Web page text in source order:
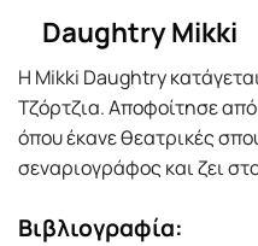
Daughtry Mikki
Η Mikki Daughtry
Τζόρτζια. Αποφοίτησε
όπου έκανε θεατρικές
σεναριογράφος και ζει
Βιβλιογραφία: